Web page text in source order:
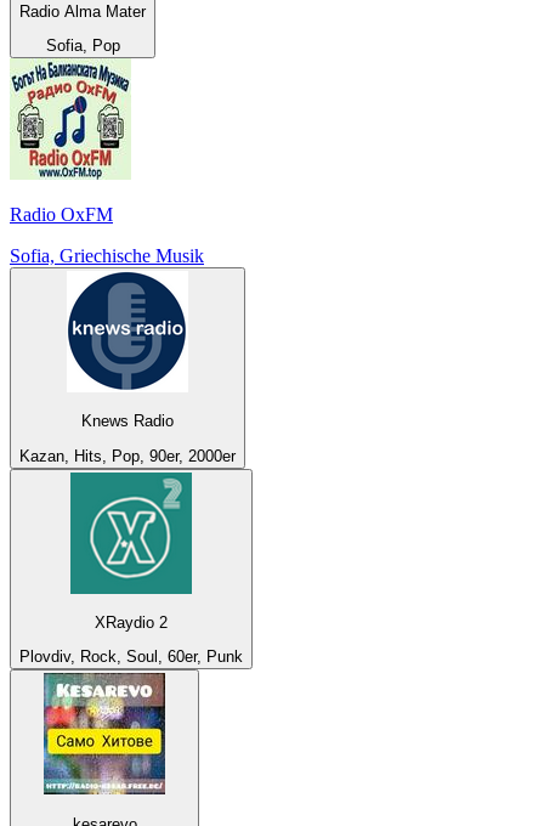
Radio Alma Mater
Sofia, Pop
Radio OxFM
Sofia, Griechische Musik
Knews Radio
Kazan, Hits, Pop, 90er, 2000er
XRaydio 2
Plovdiv, Rock, Soul, 60er, Punk